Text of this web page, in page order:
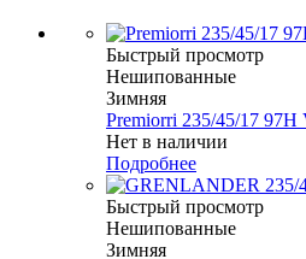
Быстрый просмотр
Нешипованные
Зимняя
Premiorri 235/45/17
Нет в наличии
Подробнее
Быстрый просмотр
Нешипованные
Зимняя